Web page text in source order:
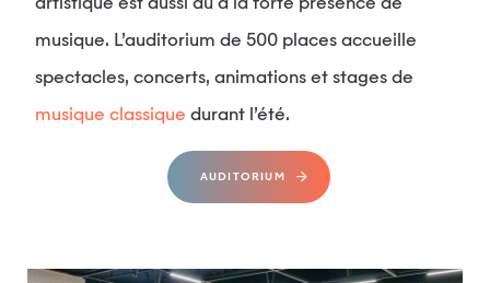
artistique est aussi dû à la forte présence de
musique. L’auditorium de 500 places accueille
spectacles, concerts, animations et stages de
musique classique durant l’été.
AUDITORIUM